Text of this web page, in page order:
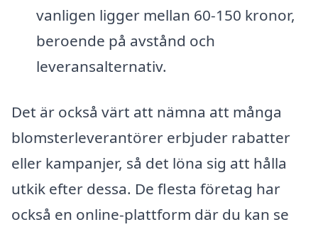
vanligen ligger mellan 60-150 kronor,
beroende på avstånd och
leveransalternativ.
Det är också värt att nämna att många
blomsterleverantörer erbjuder rabatter
eller kampanjer, så det löna sig att hålla
utkik efter dessa. De flesta företag har
också en online-plattform där du kan se